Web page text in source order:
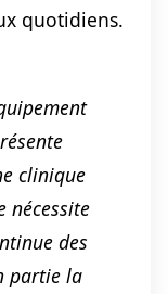
quotidiens.
clinique
nécessite
des
partie la